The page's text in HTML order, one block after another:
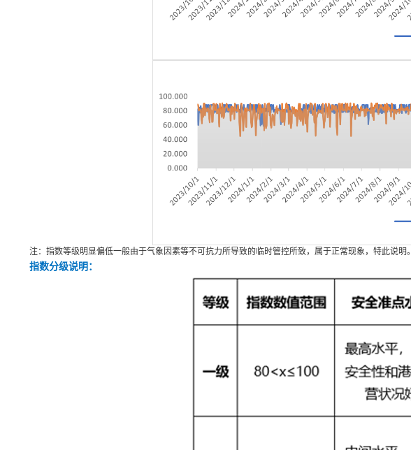
注：指数等级明显偏低一般由于气象因素等不可抗力所导致的临时管控所致，属于正常现象，特此说明。
指数分级说明：